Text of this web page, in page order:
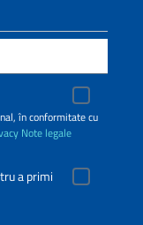
în conformitate cu
Note legale
a primi